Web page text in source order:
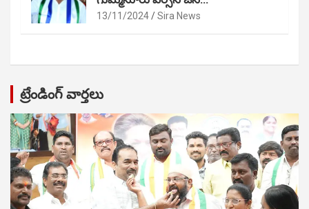
13/11/2024 Sira News
ట్రేండింగ్ వార్తలు